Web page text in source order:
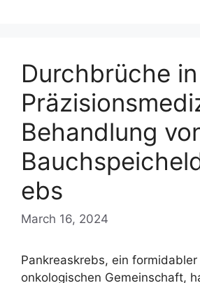
Durchbrüche
Behandlung
ebs
March 16, 2024
Pankreaskrebs, ein
onkologischen Gemeinschaft,